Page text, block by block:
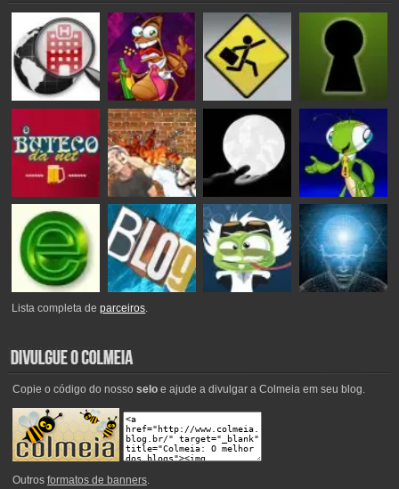
Lista completa deparceiros.
Copie o código do nosso seloe ajude a divulgar a Colmeia em seu blog.
Outros formatos de banners.